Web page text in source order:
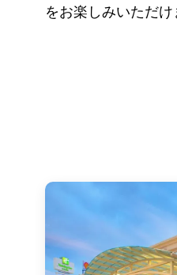
をお楽しみいただ